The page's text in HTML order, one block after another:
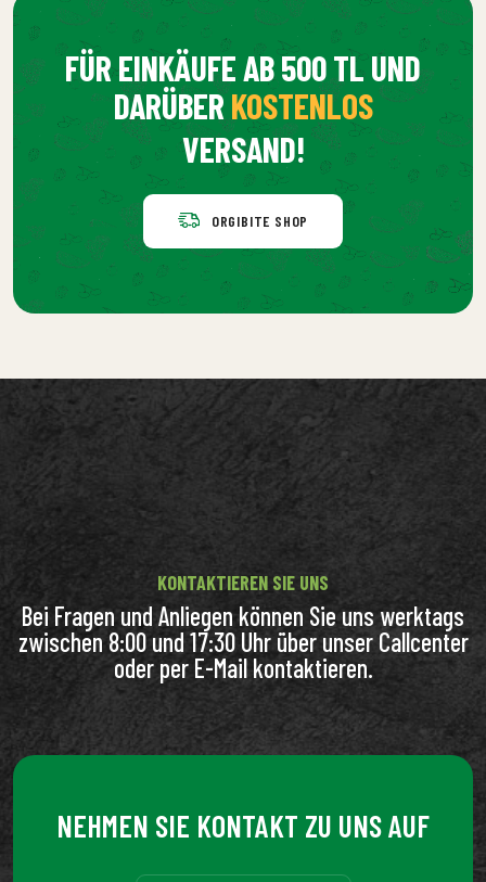
FÜR EINKÄUFE AB 500 TL UND
DARÜBERKOSTENLOS
VERSAND!
ORGIBITE SHOP
KONTAKTIEREN SIE UNS
Bei Fragen und Anliegen können Sie uns werktags
zwischen 8:00 und 17:30 Uhr über unser Callcenter
oder per E-Mail kontaktieren.
NEHMEN SIE KONTAKT ZU UNS AUF